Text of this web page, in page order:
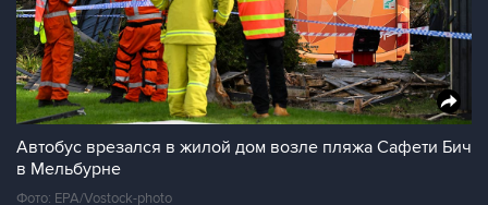
Автобус врезался в жилой дом возле пляжа Сафети Бич
в Мельбурне
Фото: EPA/Vostock-photo